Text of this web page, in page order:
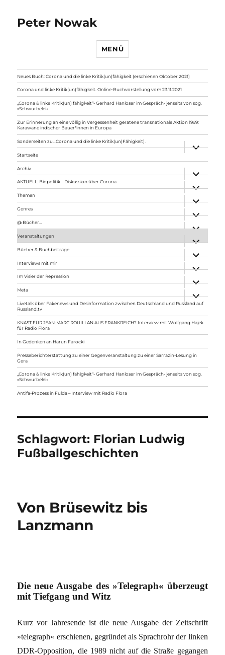
Peter Nowak
MENÜ
Neues Buch: Corona und die linke Kritik(un)fähigkeit (erschienen Oktober 2021)
Corona und linke Kritik(un)fähigkeit. Online-Buchvorstellung vom 23.11.2021
„Corona & linke Kritik(un) fähigkeit“- Gerhard Hanloser im Gespräch- jenseits von sog.
»Schwurbelei«
Zur Erinnerung an eine völlig in Vergessenheit geratene transnationale Aktion 1999:
Karawane indischer Bauer*innen in Europa
Sonderseiten zu…Corona und die linke Kritik(un)Fähigkeit).
anzeigen
Startseite
Archiv
anzeigen
AKTUELL: Biopolitik – Diskussion über Corona
anzeigen
Themen
anzeigen
Genres
anzeigen
@ Bücher…
Veranstaltungen
anzeigen
Bücher & Buchbeiträge
anzeigen
Interviews mit mir
anzeigen
Im Visier der Repression
anzeigen
Meta
anzeigen
Livetalk über Fakenews und Desinformation zwischen Deutschland und Russland auf
Russland.tv
KNAST FÜR JEAN-MARC ROUILLAN AUS FRANKREICH? Interview mit Wolfgang Hajek
für Radio Flora
In Gedenken an Harun Farocki
Presseberichterstattung zu einer Gegenveranstaltung zu einer Sarrazin-Lesung in
Gera
„Corona & linke Kritik(un) fähigkeit“- Gerhard Hanloser im Gespräch- jenseits von sog.
»Schwurbelei«
Antifa-Prozess in Fulda – Interview mit Radio Flora
Schlagwort: Florian Ludwig
Fußballgeschichten
Von Brüsewitz bis
Lanzmann
Die neue Ausgabe des »Telegraph« überzeugt
mit Tiefgang und Witz
Kurz vor Jahresende ist die neue Ausgabe der Zeitschrift
»telegraph« erschienen, gegründet als Sprachrohr der linken
DDR-Opposition, die 1989 nicht auf die Straße gegangen